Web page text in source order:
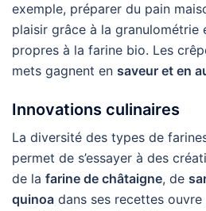
exemple, préparer du pain
plaisir grâce à la granulométrie
propres à la farine bio. Les
mets gagnent en saveur et en
Innovations culinaires
La diversité des types de
permet de s’essayer à des
de la farine de châtaigne, de
quinoa dans ses recettes